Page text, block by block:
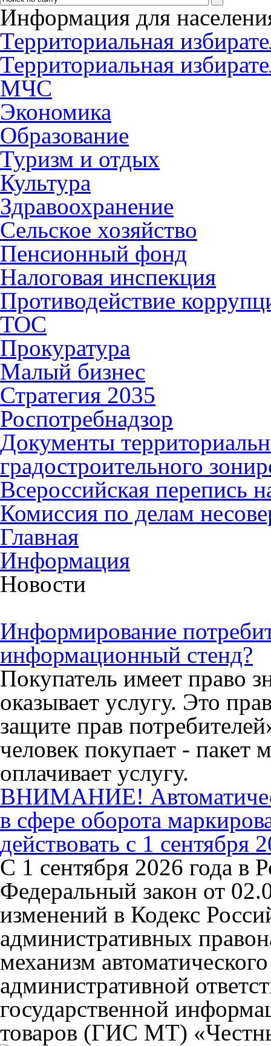
Информация для
Территориальная
Территориальная
МЧС
Экономика
Образование
Туризм и отдых
Культура
Здравоохранение
Сельское хозяйство
Пенсионный фонд
Налоговая инспекция
Противодействие
ТОС
Прокуратура
Малый бизнес
Стратегия 2035
Роспотребнадзор
Документы
градостроительного
Всероссийская перепись
Комиссия по делам
Главная
Информация
Новости
Информирование
информационный стенд?
Покупатель имеет право
оказывает услугу. Это
защите прав
человек покупает - пакет
оплачивает услугу.
ВНИМАНИЕ!
в сфере оборота
действовать с 1 сентября
С 1 сентября 2026 года в
Федеральный закон от
изменений в Кодекс
административных
механизм
административной
государственной
товаров (ГИС МТ)